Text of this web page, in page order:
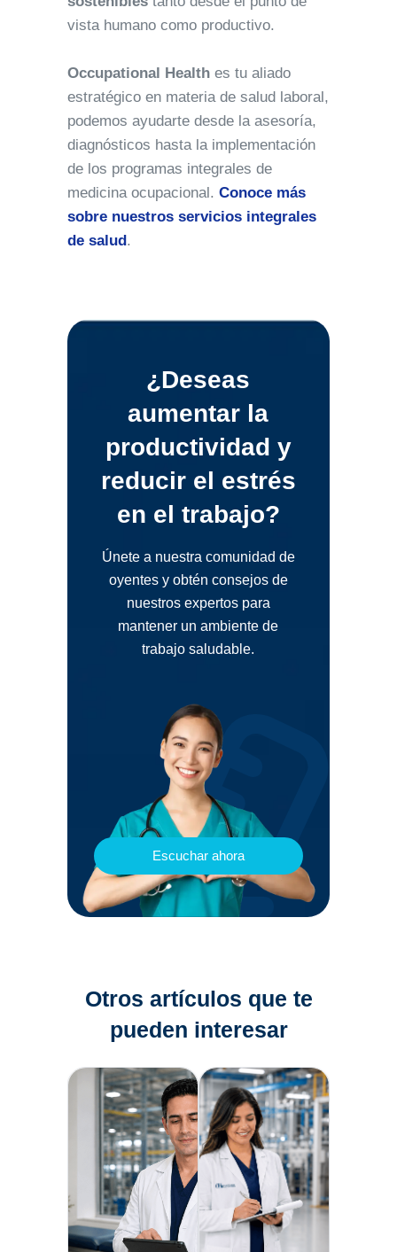
vista humano como productivo.
Occupational Health es tu aliado
estratégico en materia de salud laboral,
podemos ayudarte desde la asesoría,
diagnósticos hasta la implementación
de los programas integrales de
medicina ocupacional. Conoce más
sobre nuestros servicios integrales
de salud.
¿Deseas
aumentar la
productividad y
reducir el estrés
en el trabajo?
Únete a nuestra comunidad de
oyentes y obtén consejos de
nuestros expertos para
mantener un ambiente de
trabajo saludable.
Escuchar ahora
Otros artículos que te
pueden interesar